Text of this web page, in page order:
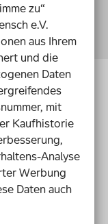
in Berlin:
einem
die Aktion
Bau des
Aktion Mensch.
zu“
e.V.
aus Ihrem
und die
Daten
mit
Kaufhistorie
Analyse
Werbung
Daten auch